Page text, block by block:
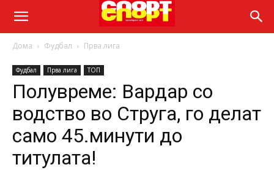
Дома Фудбал Прва лига
Фудбал Прва лига ТОП
Полувреме: Вардар со
водство во Струга, го делат
само 45.минути до
титулата!